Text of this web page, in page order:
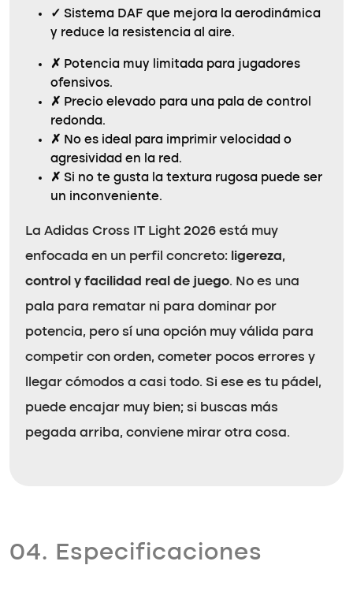
✓ Sistema DAF que mejora la aerodinámica
y reduce la resistencia al aire.
✗ Potencia muy limitada para jugadores
ofensivos.
✗ Precio elevado para una pala de control
redonda.
✗ No es ideal para imprimir velocidad o
agresividad en la red.
✗ Si no te gusta la textura rugosa puede ser
un inconveniente.
La Adidas Cross IT Light 2026 está muy
enfocada en un perfil concreto: ligereza,
control y facilidad real de juego. No es una
pala para rematar ni para dominar por
potencia, pero sí una opción muy válida para
competir con orden, cometer pocos errores y
llegar cómodos a casi todo. Si ese es tu pádel,
puede encajar muy bien; si buscas más
pegada arriba, conviene mirar otra cosa.
04. Especificaciones